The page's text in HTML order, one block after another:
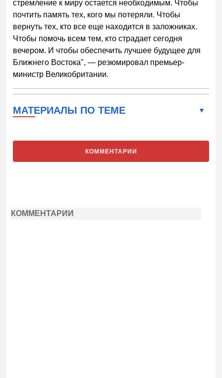
стремление к миру остается необходимым. Чтобы
почтить память тех, кого мы потеряли. Чтобы
вернуть тех, кто все еще находится в заложниках.
Чтобы помочь всем тем, кто страдает сегодня
вечером. И чтобы обеспечить лучшее будущее для
Ближнего Востока", — резюмировал премьер-
министр Великобритании.
МАТЕРИАЛЫ ПО ТЕМЕ
КОММЕНТАРИИ
КОММЕНТАРИИ